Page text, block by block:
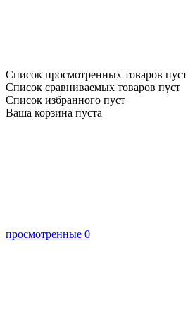
Список просмотренных товаров пуст
Список сравниваемых товаров пуст
Список избранного пуст
Ваша корзина пуста
просмотренные 0